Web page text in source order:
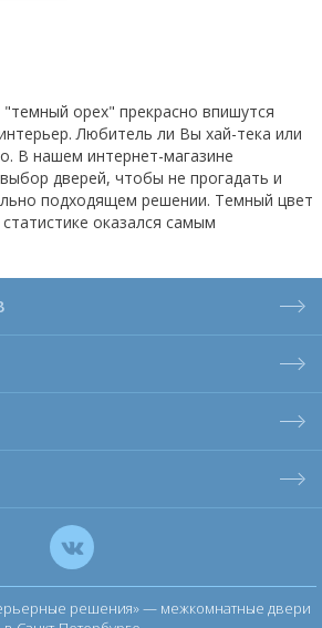
орех" прекрасно впишутся
Любитель ли Вы хай-тека или
В нашем интернет-магазине
дверей, чтобы не прогадать и
подходящем решении. Темный цвет
оказался самым
решения» — межкомнатные двери